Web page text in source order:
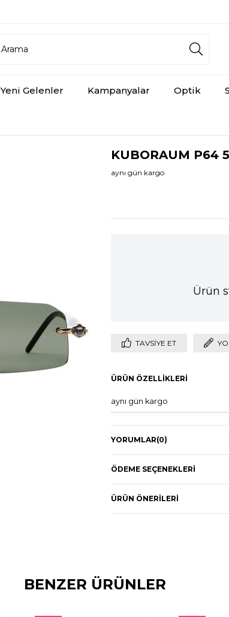
Yeni Gelenler Kampanyalar Optik
KUBORAUM P64
aynı gün kargo
Ürün
TAVSIYE ET
ÜRÜN ÖZELLIKLERI
aynı gün kargo
YORUMLAR(0)
ÖDEME SEÇENEKLERI
ÜRÜN ÖNERILERI
BENZER ÜRÜNLER